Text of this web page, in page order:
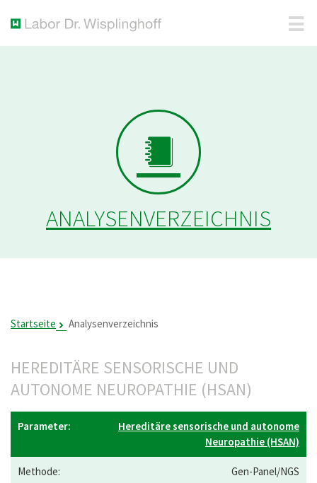
ANALYSENVERZEICHNIS
Startseite Analysenverzeichnis
HEREDITÄRE SENSORISCHE UND
AUTONOME NEUROPATHIE (HSAN)
Hereditäre sensorische und autonome
Neuropathie (HSAN)
Gen-Panel/NGS